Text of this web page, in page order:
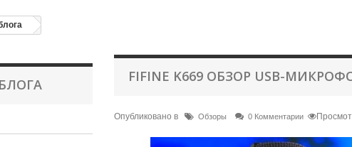
FIFINE K669 ОБЗОР USB-
Опубликовано в Обзоры 0 Комментарии